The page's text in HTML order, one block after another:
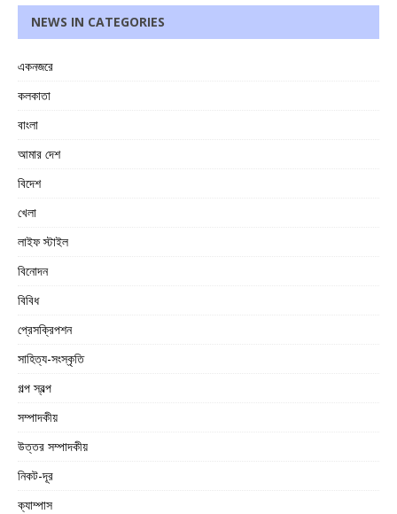
NEWS IN CATEGORIES
একনজরে
কলকাতা
বাংলা
আমার দেশ
বিদেশ
খেলা
লাইফ স্টাইল
বিনোদন
বিবিধ
প্রেসক্রিপশন
সাহিত্য-সংস্কৃতি
গল্প স্বল্প
সম্পাদকীয়
উত্তর সম্পাদকীয়
নিকট-দূর
ক্যাম্পাস